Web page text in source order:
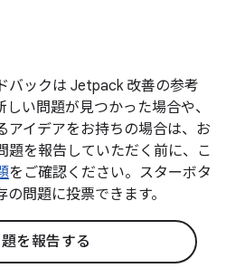
バックは Jetpack 改善の参考
い問題が見つかった場合や、
アイデアをお持ちの場合は、お
題を報告していただく前に、こ
をご確認ください。スターボタ
問題に投票できます。
を報告する